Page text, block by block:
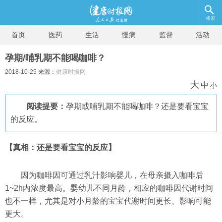
搜索
首页 医药 生活 慢病 监督 活动
孕期/哺乳期不能喝咖啡？
2018-10-25 来源： 健康时报网
大 中 小
阅读提要： 孕期或哺乳期不能喝咖啡？还是要看宝宝
的反应。
【真相：还是要看宝宝的反应】
因为咖啡因可通过乳汁影响婴儿，在母亲摄入咖啡后
1~2h内浓度最高。婴幼儿不同月龄，相应的咖啡因代谢时间
也不一样，尤其是对小月龄的宝宝代谢时间更长、影响可能
更大。